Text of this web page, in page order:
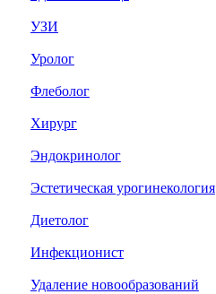
УЗИ
Уролог
Флеболог
Хирург
Эндокринолог
Эстетическая урогинекология
Диетолог
Инфекционист
Удаление новообразований